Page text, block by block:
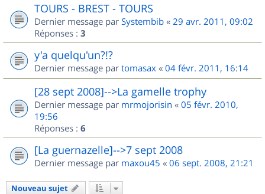
TOURS - BREST - TOURS
Dernier message par Systembib « 29 avr. 2011, 09:02
Réponses : 3
y'a quelqu'un?!?
Dernier message par tomasax « 04 févr. 2011, 16:14
[28 sept 2008]-->La gamelle trophy
Dernier message par mrmojorisin « 05 févr. 2010,
19:56
Réponses : 6
[La guernazelle]-->7 sept 2008
Dernier message par maxou45 « 06 sept. 2008, 21:21
Nouveau sujet